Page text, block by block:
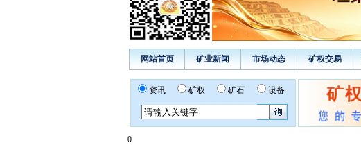
网站首页 矿业新闻 市场动态 矿权交易
资讯 矿权 矿石 设备
0